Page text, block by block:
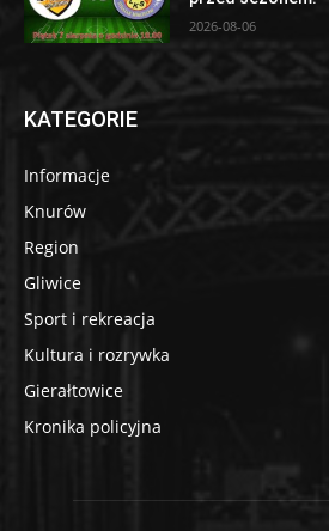
2026-08-06
KATEGORIE
Informacje
Knurów
Region
Gliwice
Sport i rekreacja
Kultura i rozrywka
Gierałtowice
Kronika policyjna